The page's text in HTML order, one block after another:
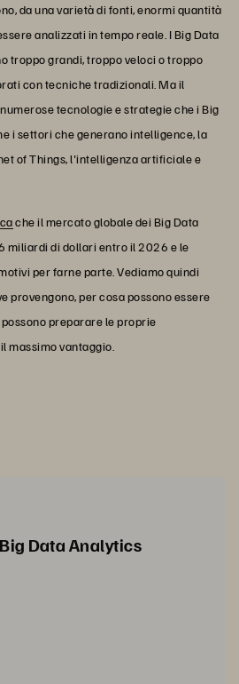
da una varietà di fonti, enormi quantità
analizzati in tempo reale. I Big Data
troppo grandi, troppo veloci o troppo
con tecniche tradizionali. Ma il
tecnologie e strategie che i Big
i settori che generano intelligence, la
of Things, l'intelligenza artificiale e
che il mercato globale dei Big Data
miliardi di dollari entro il 2026 e le
per farne parte. Vediamo quindi
provengono, per cosa possono essere
preparare le proprie
massimo vantaggio.
Data Analytics